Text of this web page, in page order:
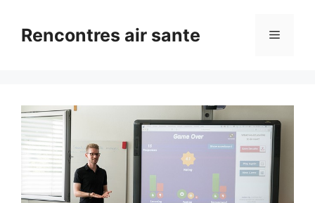
contenuRencontres air sante Menu